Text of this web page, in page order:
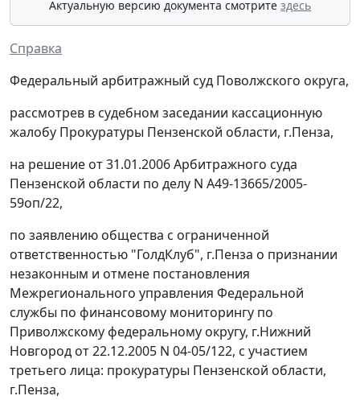
Актуальную версию документа смотрите здесь
Справка
Федеральный арбитражный суд Поволжского округа,
рассмотрев в судебном заседании кассационную
жалобу Прокуратуры Пензенской области, г.Пенза,
на решение от 31.01.2006 Арбитражного суда
Пензенской области по делу N А49-13665/2005-
59оп/22,
по заявлению общества с ограниченной
ответственностью "ГолдКлуб", г.Пенза о признании
незаконным и отмене постановления
Межрегионального управления Федеральной
службы по финансовому мониторингу по
Приволжскому федеральному округу, г.Нижний
Новгород от 22.12.2005 N 04-05/122, с участием
третьего лица: прокуратуры Пензенской области,
г.Пенза,